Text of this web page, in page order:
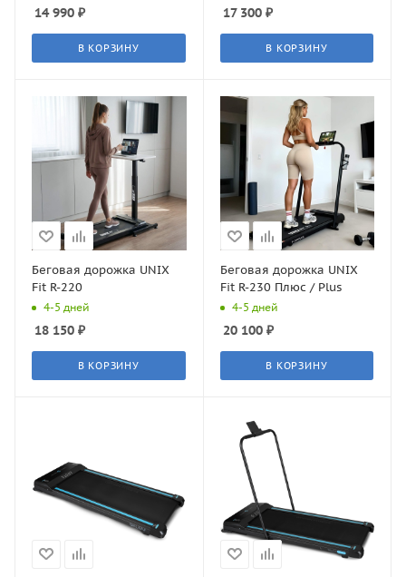
14 990 ₽
В КОРЗИНУ
17 300₽
В КОРЗИНУ
Беговая дорожка UNIX
Fit R-220
4-5 дней
18 150 ₽
В КОРЗИНУ
Беговая дорожка UNIX
Fit R-230 Плюс / Plus
4-5 дней
20 100₽
В КОРЗИНУ